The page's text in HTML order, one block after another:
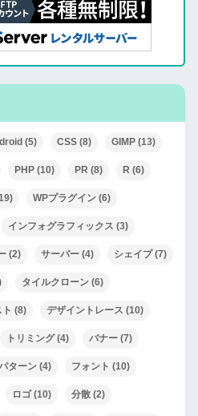
(5) CSS (8) GIMP (13)
PHP (10) PR (8) R (6)
WPプラグイン (6)
インフォグラフィックス (3)
(2) サーバー (4) シェイプ(7)
タイルクローン (6)
(8) デザイントレース (10)
トリミング(4) バナー (7)
ターン (4) フォント (10)
ロゴ(10) 分散 (2)